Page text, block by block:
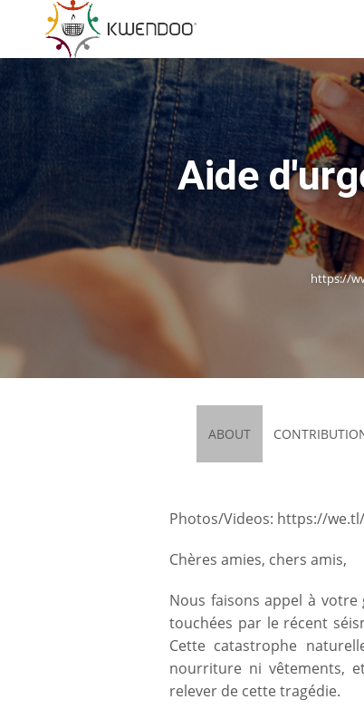
Aide
https://
ABOUT
Photos/Videos: https://
Chères amies, chers amis,
Nous faisons appel à
touchées par le récent
Cette catastrophe
nourriture ni vêtements,
relever de cette tragédie.